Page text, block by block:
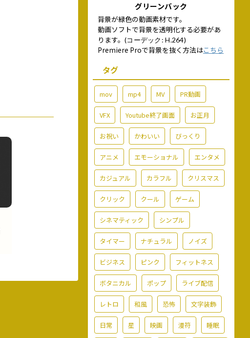
グリーンバック
背景が緑色の動画素材です。
動画ソフトで背景を透明化する必要があ
ります。 (コーデック: H.264)
Premiere Proで背景を抜く方法はこちら
タグ
mov mp4 MV PR動画
VFX Youtube終了画面 お正月
お祝い かわいい びっくり
アニメ エモーショナル エンタメ
カジュアル カラフル クリスマス
クリック クール ゲーム
シネマティック シンプル
タイマー ナチュラル ノイズ
ビジネス ピンク フィットネス
ボタニカル ポップ ライブ配信
レトロ 和風 恐怖 文字装飾
日常 星 映画 漫符 睡眠